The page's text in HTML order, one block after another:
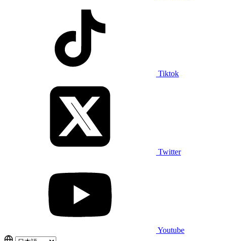
Tiktok
Twitter
Youtube